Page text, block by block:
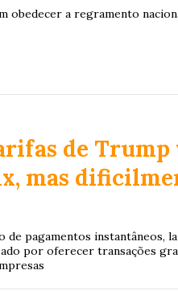
obedecer a regramento
de Trump
mas
pagamentos instantâneos,
por oferecer transações